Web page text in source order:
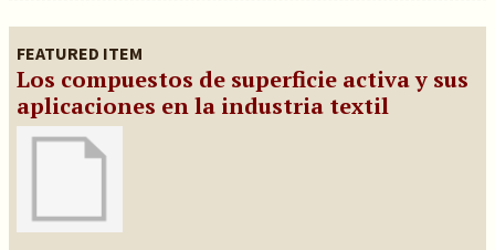
FEATURED ITEM
Los compuestos de superficie activa y sus
aplicaciones en la industria textil